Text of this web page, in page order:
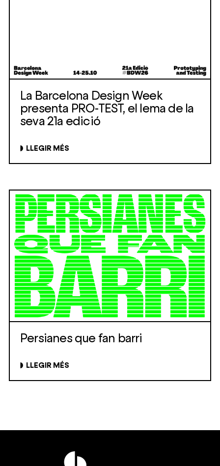
La Barcelona Design Week
presenta PRO-TEST, el lema de la
seva 21a edició
LLEGIR MÉS
Persianes que fan barri
LLEGIR MÉS